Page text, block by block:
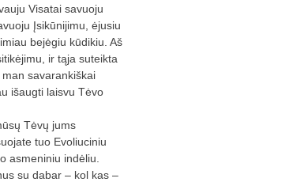
Visatai savuoju
Įsikūnijimu, ėjusiu
bejėgiu kūdikiu. Aš
ir tąja suteikta
savarankiškai
išaugti laisvu Tėvo
Tėvų jums
tuo Evoliuciniu
asmeniniu indėliu.
su dabar – kol kas –